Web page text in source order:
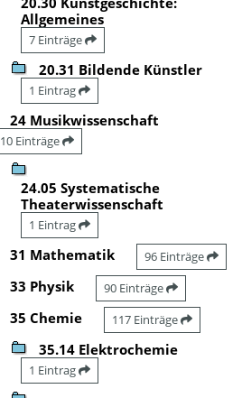
Allgemeines
7 Einträge
20.31 Bildende Künstler
1 Eintrag
24 Musikwissenschaft
10 Einträge
24.05 Systematische
Theaterwissenschaft
1 Eintrag
31 Mathematik 96 Einträge
33 Physik 90 Einträge
35 Chemie 117 Einträge
35.14 Elektrochemie
1 Eintrag